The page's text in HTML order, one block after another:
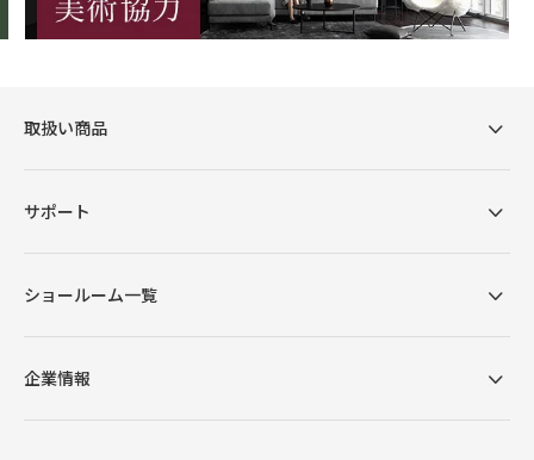
シックな風格を醸すウォールナット
突板
深みのある色艶が特徴のウォールナット。墨流しと
お部屋全体の雰囲気を彩ります。
取扱い商品
サポート
ショールーム一覧
企業情報